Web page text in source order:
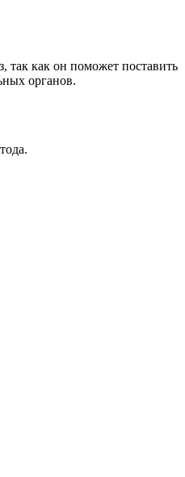
так как он поможет поставить
органов.